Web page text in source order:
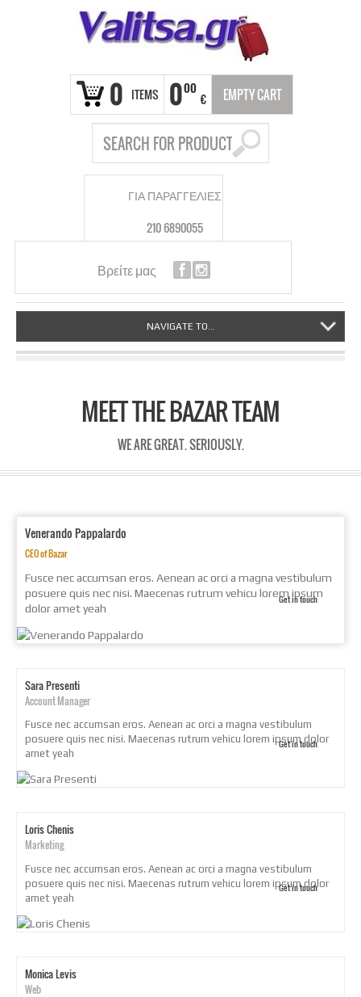
0 ITEMS 000
€ EMPTY CART
ΓΙΑ ΠΑΡΑΓΓΕΛΙΕΣ
210 6890055
Βρείτε μας
NAVIGATE TO...
MEET THE BAZAR TEAM
WE ARE GREAT. SERIOUSLY.
Venerando Pappalardo
CEO of Bazar
Fusce nec accumsan eros. Aenean ac orci a magna vestibulum
posuere quis nec nisi. Maecenas rutrum vehicu lorem ipsum
dolor amet yeah
Get in touch
Sara Presenti
Account Manager
Fusce nec accumsan eros. Aenean ac orci a magna vestibulum
posuere quis nec nisi. Maecenas rutrum vehicu lorem ipsum dolor
amet yeah
Get in touch
Loris Chenis
Marketing
Fusce nec accumsan eros. Aenean ac orci a magna vestibulum
posuere quis nec nisi. Maecenas rutrum vehicu lorem ipsum dolor
amet yeah
Get in touch
Monica Levis
Web